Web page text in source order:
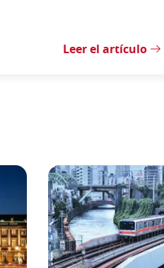
Leer el artículo